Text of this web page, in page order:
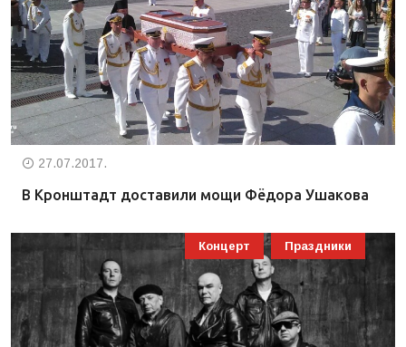
27.07.2017.
В Кронштадт доставили мощи Фёдора Ушакова
Концерт Праздники